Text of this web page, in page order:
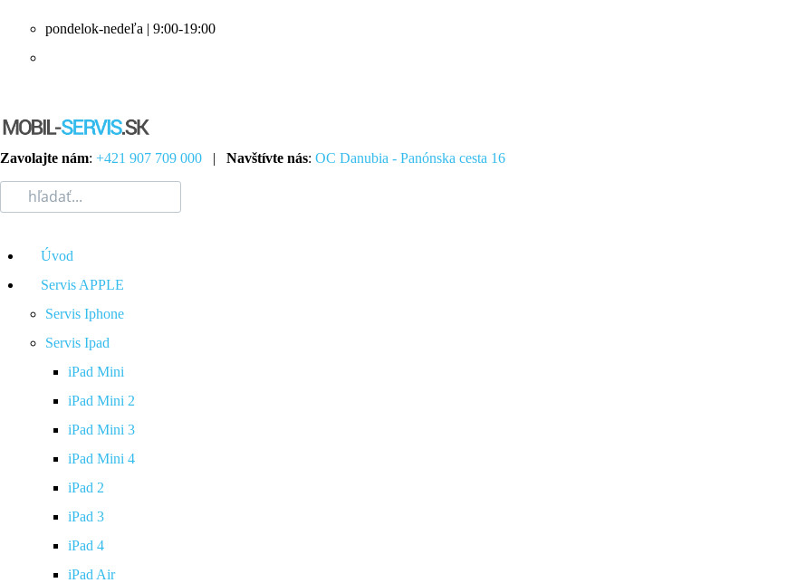
pondelok-nedeľa | 9:00-19:00
Zavolajte nám: +421 907 709 000 | Navštívte nás: OC Danubia - Panónska cesta 16
Úvod
Servis APPLE
Servis Iphone
Servis Ipad
iPad Mini
iPad Mini 2
iPad Mini 3
iPad Mini 4
iPad 2
iPad 3
iPad 4
iPad Air